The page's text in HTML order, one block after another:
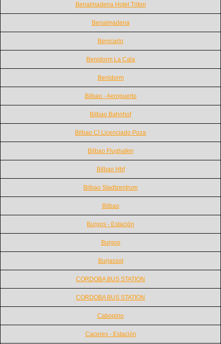
Benalmadena Hotel Triton
Benalmadena
Benicarlo
Benidorm La Cala
Benidorm
Bilbao - Aeropuerto
Bilbao Bahnhof
Bilbao Cl Licenciado Poza
Bilbao Flughafen
Bilbao Hbf
Bilbao Stadtzentrum
Bilbao
Burgos - Estación
Burgos
Burjassot
CORDOBA BUS STATION
CORDOBA BUS STATION
Cabopino
Caceres - Estación